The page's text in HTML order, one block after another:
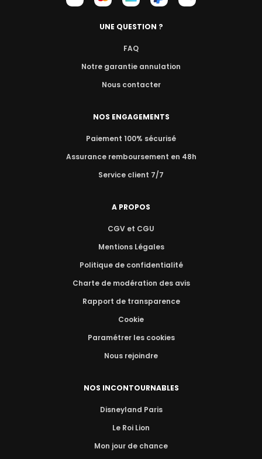
UNE QUESTION ?
FAQ
Notre garantie annulation
Nous contacter
NOS ENGAGEMENTS
Paiement 100% sécurisé
Assurance remboursement en 48h
Service client 7/7
A PROPOS
CGV et CGU
Mentions Légales
Politique de confidentialité
Charte de modération des avis
Rapport de transparence
Cookie
Paramétrer les cookies
Nous rejoindre
NOS INCONTOURNABLES
Disneyland Paris
Le Roi Lion
Mon jour de chance